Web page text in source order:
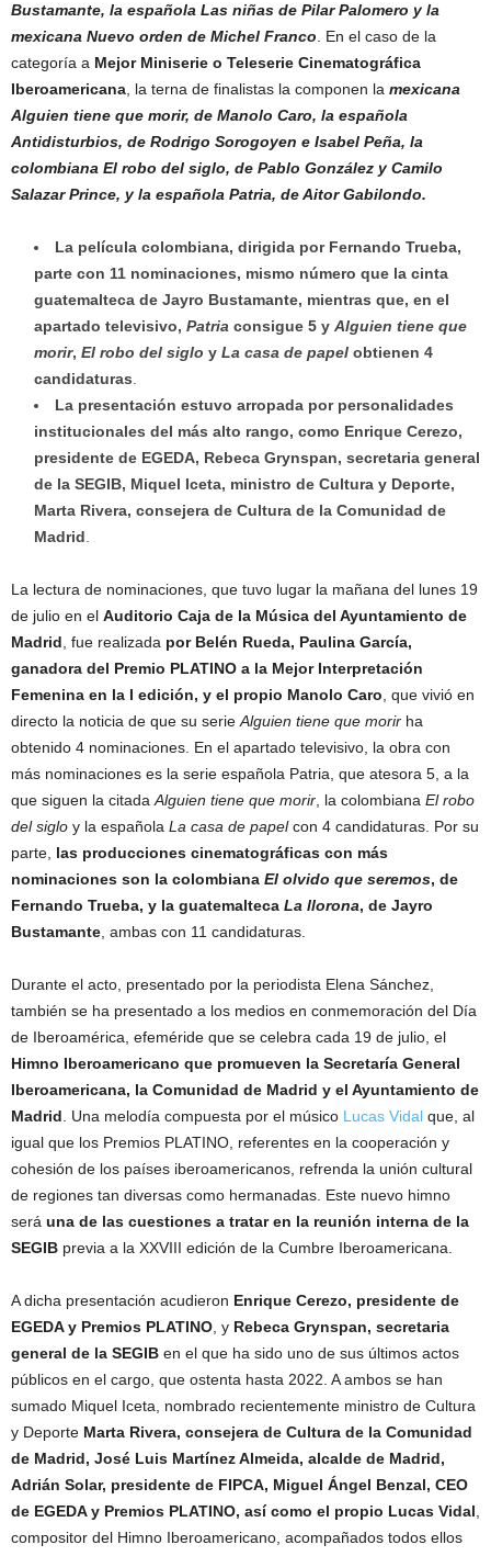
Bustamante, la española Las niñas de Pilar Palomero y la
mexicana Nuevo orden de Michel Franco . En el caso de la
categoría a Mejor Miniserie o Teleserie Cinematográfica
Iberoamericana , la terna de finalistas la componen la mexicana
Alguien tiene que morir, de Manolo Caro, la española
Antidisturbios, de Rodrigo Sorogoyen e Isabel Peña, la
colombiana El robo del siglo, de Pablo González y Camilo
Salazar Prince, y la española Patria, de Aitor Gabilondo.
La película colombiana, dirigida por Fernando Trueba,
parte con 11 nominaciones, mismo número que la cinta
guatemalteca de Jayro Bustamante, mientras que, en el
apartado televisivo, Patria consigue 5 y Alguien tiene que
morir, El robo del siglo y La casa de papel obtienen 4
candidaturas
La presentación estuvo arropada por personalidades
institucionales del más alto rango, como Enrique Cerezo,
presidente de EGEDA, Rebeca Grynspan, secretaria general
de la SEGIB, Miquel Iceta, ministro de Cultura y Deporte,
Marta Rivera, consejera de Cultura de la Comunidad de
Madrid
La lectura de nominaciones, que tuvo lugar la mañana del lunes 19
de julio en el Auditorio Caja de la Música del Ayuntamiento de
Madrid , fue realizada por Belén Rueda, Paulina García,
ganadora del Premio PLATINO a la Mejor Interpretación
Femenina en la I edición, y el propio Manolo Caro , que vivió en
directo la noticia de que su serie Alguien tiene que morir ha
obtenido 4 nominaciones. En el apartado televisivo, la obra con
más nominaciones es la serie española Patria, que atesora 5, a la
que siguen la citada Alguien tiene que morir , la colombiana El robo
del siglo y la española La casa de papelcon 4 candidaturas. Por su
parte, las producciones cinematográficas con más
nominaciones son la colombiana El olvido que seremos, de
Fernando Trueba, y la guatemalteca La llorona, de Jayro
Bustamante , ambas con 11 candidaturas.
Durante el acto, presentado por la periodista Elena Sánchez,
también se ha presentado a los medios en conmemoración del Día
de Iberoamérica, efeméride que se celebra cada 19 de julio, el
Himno Iberoamericano que promueven la Secretaría General
Iberoamericana, la Comunidad de Madrid y el Ayuntamiento de
Madrid . Una melodía compuesta por el músico Lucas Vidal que, al
igual que los Premios PLATINO, referentes en la cooperación y
cohesión de los países iberoamericanos, refrenda la unión cultural
de regiones tan diversas como hermanadas. Este nuevo himno
será una de las cuestiones a tratar en la reunión interna de la
SEGIB previa a la XXVIII edición de la Cumbre Iberoamericana.
A dicha presentación acudieron Enrique Cerezo, presidente de
EGEDA y Premios PLATINO , y Rebeca Grynspan, secretaria
general de la SEGIB en el que ha sido uno de sus últimos actos
públicos en el cargo, que ostenta hasta 2022. A ambos se han
sumado Miquel Iceta, nombrado recientemente ministro de Cultura
y Deporte Marta Rivera, consejera de Cultura de la Comunidad
de Madrid, José Luis Martínez Almeida, alcalde de Madrid,
Adrián Solar, presidente de FIPCA, Miguel Ángel Benzal, CEO
de EGEDA y Premios PLATINO, así como el propio Lucas Vidal
compositor del Himno Iberoamericano, acompañados todos ellos